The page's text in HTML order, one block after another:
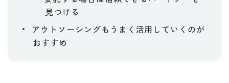
見つける
アウトソーシングもうまく活用していくのが
おすすめ